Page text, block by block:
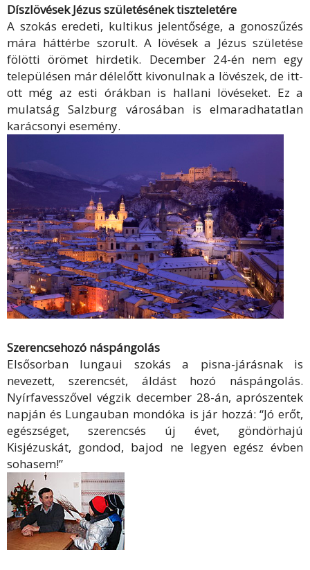
Díszlövések Jézus születésének tiszteletére
A szokás eredeti, kultikus jelentősége, a gonoszűzés
mára háttérbe szorult. A lövések a Jézus születése
fölötti örömet hirdetik. December 24-én nem egy
településen már délelőtt kivonulnak a lövészek, de itt-
ott még az esti órákban is hallani lövéseket. Ez a
mulatság Salzburg városában is elmaradhatatlan
karácsonyi esemény.
Szerencsehozó náspángolás
Elsősorban lungaui szokás a pisna-járásnak is
nevezett, szerencsét, áldást hozó náspángolás.
Nyírfavesszővel végzik december 28-án, aprószentek
napján és Lungauban mondóka is jár hozzá: “Jó erőt,
egészséget, szerencsés új évet, göndörhajú
Kisjézuskát, gondod, bajod ne legyen egész évben
sohasem!”